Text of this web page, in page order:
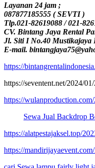
Layanan 24 jam ;
087877185555 ( SEVTI )
Tlp.021-82619088 / 021-
CV. Bintang Jaya Rental
Jl. Siti I No.40 Mustikajaya
E-mail.
https://
https://seventent.net/2024/
https://
Sewa Jual Backdrop
https://alatpestajaksel.top/
https://